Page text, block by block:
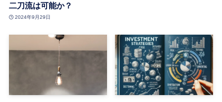
二刀流は可能か？
2024年9月29日